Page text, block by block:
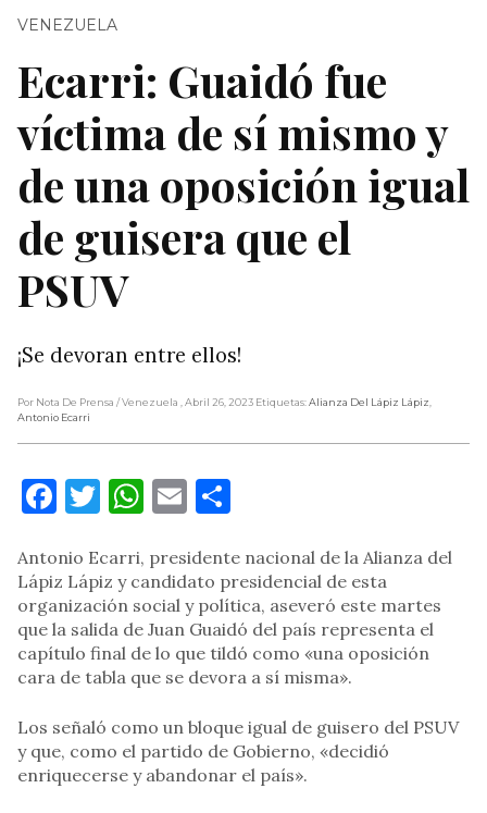
VENEZUELA
Ecarri: Guaidó fue
víctima de sí mismo y
de una oposición igual
de guisera que el
PSUV
¡Se devoran entre ellos!
Por Nota De Prensa / Venezuela , Abril 26, 2023 Etiquetas:Alianza Del Lápiz Lápiz,
Antonio Ecarri
Facebook
Twitter
WhatsApp
Email
Antonio Ecarri, presidente nacional de la Alianza del
Lápiz Lápiz y candidato presidencial de esta
organización social y política, aseveró este martes
que la salida de Juan Guaidó del país representa el
capítulo final de lo que tildó como «una oposición
cara de tabla que se devora a sí misma».
Los señaló como un bloque igual de guisero del PSUV
y que, como el partido de Gobierno, «decidió
enriquecerse y abandonar el país».